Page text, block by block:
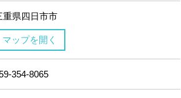
重県四日市市
マップを開く
354-8065